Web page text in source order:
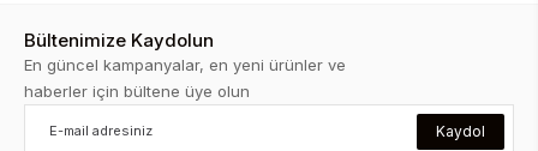
Bültenimize Kaydolun
En güncel kampanyalar, en yeni ürünler ve
haberler için bültene üye olun
Kaydol